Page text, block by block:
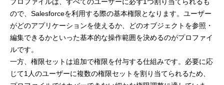
ので、Salesforceを利用する際の基本権限となります。ユーザー
がどのアプリケーションを使えるか、どのオブジェクトを参照・
編集できるかといった基本的な操作範囲を決めるのがプロファイ
ルです。
一方、権限セットは追加で権限を付与する仕組みです。必要に応
じて1人のユーザーに複数の権限セットを割り当てられるため、